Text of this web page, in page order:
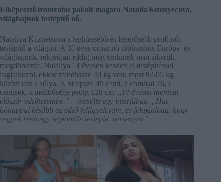
Elképesztő izomzatot pakolt magára Natalia Kuznyecova,
világbajnok testépítő nő.
Nataliya Kuznetsova a leghíresebb és legerősebb profi női
testépítő a világon. A 33 éves orosz nő többszörös Európa- és
világbajnok, rekordjait eddig még senkinek nem sikerült
megdöntenie. Nataliya 14 évesen kezdett el testépítéssel
foglalkozni, ekkor mindössze 40 kg volt, most 92-95 kg
között van a súlya. A bicepsze 49 centi, a combjai 76,5
centisek, a mellbősége pedig 128 cm. „ 14 évesen mentem
először edzőterembe.” – mesélte egy interjúban. „Hat
hónappal később az edző felfigyelt rám, és felajánlotta, hogy
vegyek részt egy regionális testépítő versenyen.”